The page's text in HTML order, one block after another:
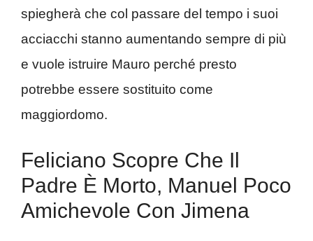
spiegherà che col passare del tempo i suoi
acciacchi stanno aumentando sempre di più
e vuole istruire Mauro perché presto
potrebbe essere sostituito come
maggiordomo.
Feliciano Scopre Che Il
Padre È Morto, Manuel Poco
Amichevole Con Jimena